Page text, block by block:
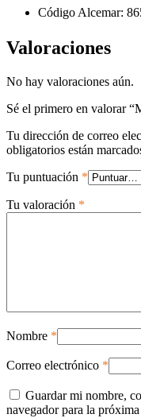
Código Alcemar:
Valoraciones
No hay valoraciones aún.
Sé el primero en valorar
Tu dirección de correo
obligatorios están
Tu puntuación *
Tu valoración *
Nombre *
Correo electrónico *
Guardar mi nombre,
navegador para la